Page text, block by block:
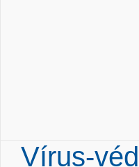
Vírus-